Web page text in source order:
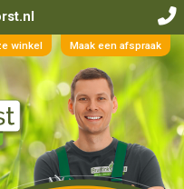
winkel Maak een afspraak